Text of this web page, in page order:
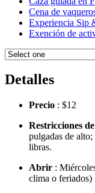
Cena de
Experiencia Sip
Exención de
Detalles
Precio : $12
Restricciones
pulgadas de
libras.
Abrir :
clima o feriados)